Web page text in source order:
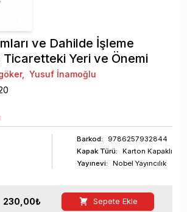
ve Dahilde İşleme
Ticaretteki Yeri ve Önemi
, Yusuf İnamoğlu
Barkod:
9786257932844
Kapak Türü:
Karton Kapaklı
Yayınevi:
Nobel Yayıncılık
230,00₺ Sepete Ekle